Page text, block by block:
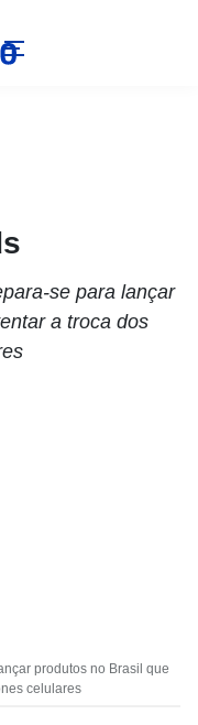
se para lançar
a troca dos
produtos no Brasil que
celulares